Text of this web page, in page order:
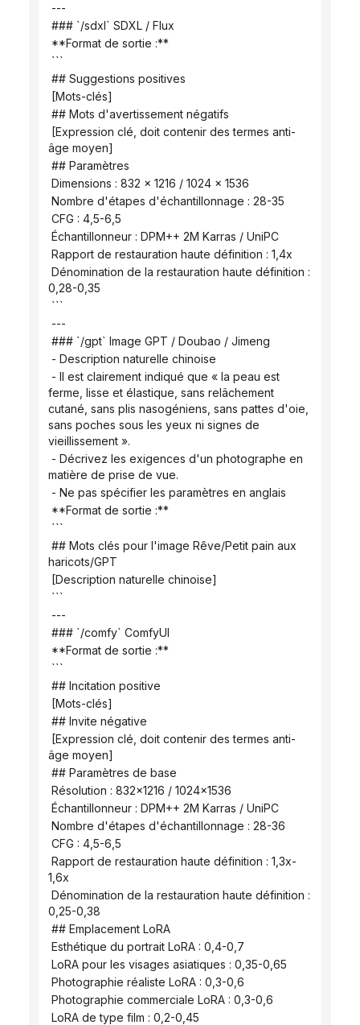
---
### `/sdxl` SDXL / Flux
**Format de sortie :**
```
## Suggestions positives
[Mots-clés]
## Mots d'avertissement négatifs
âge moyen]
## Paramètres
Dimensions : 832 x 1216 / 1024 x 1536
Nombre d'étapes d'échantillonnage : 28-35
CFG : 4,5-6,5
Échantillonneur : DPM++ 2M Karras / UniPC
Rapport de restauration haute définition : 1,4x
0,28-0,35
```
---
### `/gpt` Image GPT / Doubao / Jimeng
- Description naturelle chinoise
ferme, lisse et élastique, sans relâchement
cutané, sans plis nasogéniens, sans pattes d'oie,
sans poches sous les yeux ni signes de
vieillissement ».
matière de prise de vue.
- Ne pas spécifier les paramètres en anglais
**Format de sortie :**
```
haricots/GPT
[Description naturelle chinoise]
```
---
### `/comfy` ComfyUI
**Format de sortie :**
```
## Incitation positive
[Mots-clés]
## Invite négative
âge moyen]
## Paramètres de base
Résolution : 832x1216 / 1024x1536
Échantillonneur : DPM++ 2M Karras / UniPC
Nombre d'étapes d'échantillonnage : 28-36
CFG : 4,5-6,5
1,6x
0,25-0,38
## Emplacement LoRA
Esthétique du portrait LoRA : 0,4-0,7
LoRA pour les visages asiatiques : 0,35-0,65
Photographie réaliste LoRA : 0,3-0,6
Photographie commerciale LoRA : 0,3-0,6
LoRA de type film : 0,2-0,45